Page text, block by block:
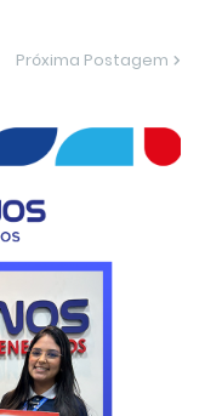
Próxima Postagem